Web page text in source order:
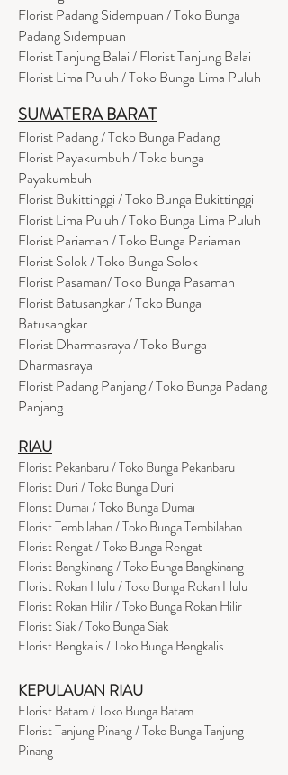
Florist Padang Sidempuan / Toko Bunga
Padang Sidempuan
Florist Tanjung Balai / Florist Tanjung Balai
Florist Lima Puluh / Toko Bunga Lima Puluh
SUMATERA BARAT
Florist Padang / Toko Bunga Padang
Florist Payakumbuh / Toko bunga
Payakumbuh
Florist Bukittinggi / Toko Bunga Bukittinggi
Florist Lima Puluh / Toko Bunga Lima Puluh
Florist Pariaman / Toko Bunga Pariaman
Florist Solok / Toko Bunga Solok
Florist Pasaman/ Toko Bunga Pasaman
Florist Batusangkar / Toko Bunga
Batusangkar
Florist Dharmasraya / Toko Bunga
Dharmasraya
Florist Padang Panjang / Toko Bunga Padang
Panjang
RIAU
Florist Pekanbaru / Toko Bunga Pekanbaru
Florist Duri / Toko Bunga Duri
Florist Dumai / Toko Bunga Dumai
Florist Tembilahan / Toko Bunga Tembilahan
Florist Rengat / Toko Bunga Rengat
Florist Bangkinang / Toko Bunga Bangkinang
Florist Rokan Hulu / Toko Bunga Rokan Hulu
Florist Rokan Hilir / Toko Bunga Rokan Hilir
Florist Siak / Toko Bunga Siak
Florist Bengkalis / Toko Bunga Bengkalis
KEPULAUAN RIAU
Florist Batam / Toko Bunga Batam
Florist Tanjung Pinang / Toko Bunga Tanjung
Pinang